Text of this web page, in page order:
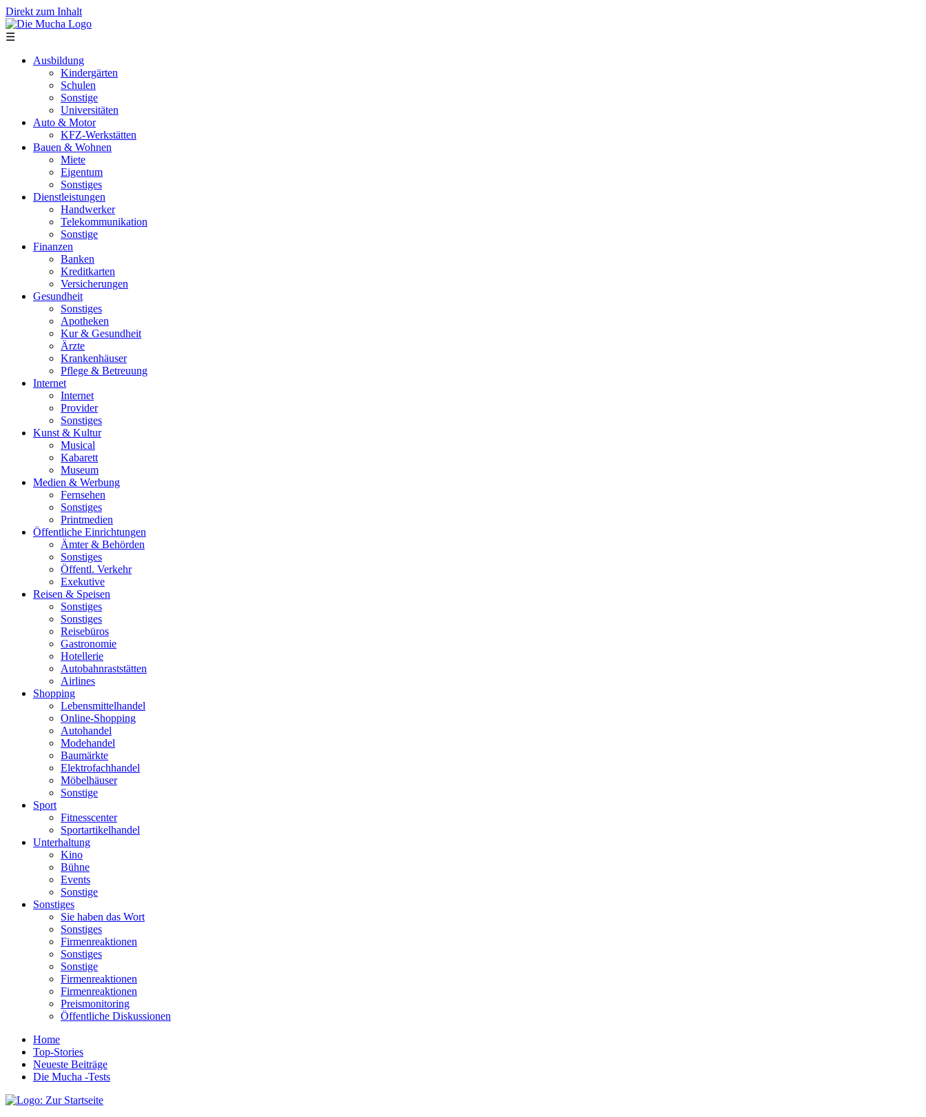
Direkt zum Inhalt
☰
Ausbildung
Kindergärten
Schulen
Sonstige
Universitäten
Auto & Motor
KFZ-Werkstätten
Bauen & Wohnen
Miete
Eigentum
Sonstiges
Dienstleistungen
Handwerker
Telekommunikation
Sonstige
Finanzen
Banken
Kreditkarten
Versicherungen
Gesundheit
Sonstiges
Apotheken
Kur & Gesundheit
Ärzte
Krankenhäuser
Pflege & Betreuung
Internet
Internet
Provider
Sonstiges
Kunst & Kultur
Musical
Kabarett
Museum
Medien & Werbung
Fernsehen
Sonstiges
Printmedien
Öffentliche Einrichtungen
Ämter & Behörden
Sonstiges
Öffentl. Verkehr
Exekutive
Reisen & Speisen
Sonstiges
Sonstiges
Reisebüros
Gastronomie
Hotellerie
Autobahnraststätten
Airlines
Shopping
Lebensmittelhandel
Online-Shopping
Autohandel
Modehandel
Baumärkte
Elektrofachhandel
Möbelhäuser
Sonstige
Sport
Fitnesscenter
Sportartikelhandel
Unterhaltung
Kino
Bühne
Events
Sonstige
Sonstiges
Sie haben das Wort
Sonstiges
Firmenreaktionen
Sonstiges
Sonstige
Firmenreaktionen
Firmenreaktionen
Preismonitoring
Öffentliche Diskussionen
Home
Top-Stories
Neueste Beiträge
Die Mucha -Tests